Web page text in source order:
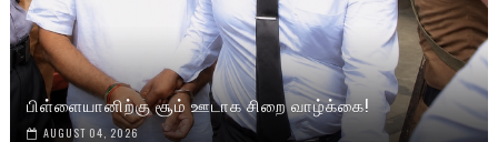
பிள்ளையானிற்கு சூம் ஊடாக சிறை வாழ்க்கை!
AUGUST 04, 2026